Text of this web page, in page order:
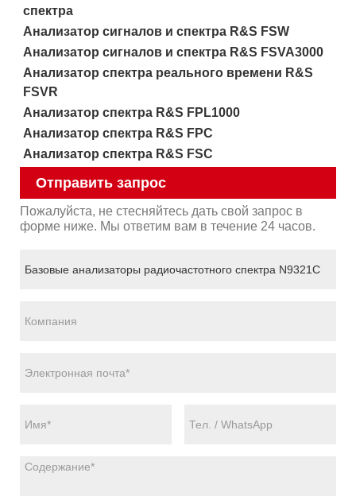
спектра
Анализатор сигналов и спектра R&S FSW
Анализатор сигналов и спектра R&S FSVA3000
Анализатор спектра реального времени R&S
FSVR
Анализатор спектра R&S FPL1000
Анализатор спектра R&S FPC
Анализатор спектра R&S FSC
Отправить запрос
Пожалуйста, не стесняйтесь дать свой запрос в
форме ниже. Мы ответим вам в течение 24 часов.